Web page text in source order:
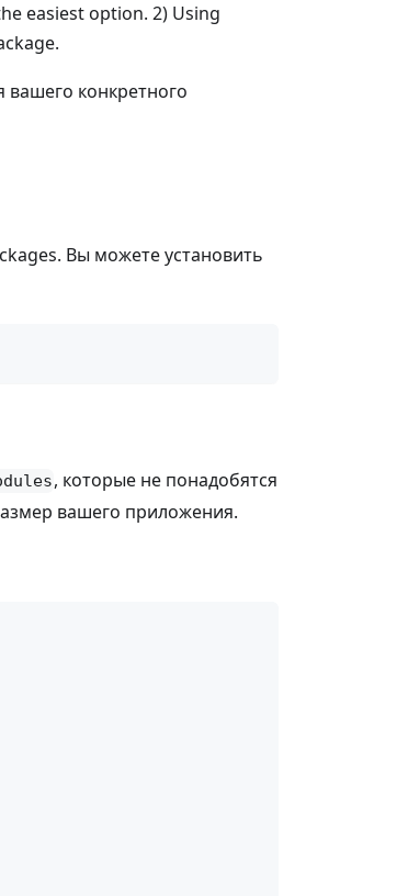
easiest option. 2) Using
вашего конкретного
Вы можете установить
, которые не понадобятся
вашего приложения.